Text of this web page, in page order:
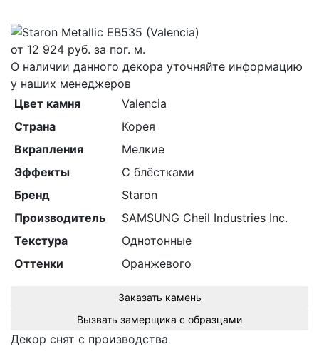
от 12 924 руб. за пог. м.
О наличии данного декора уточняйте информацию
у наших менеджеров
Цвет камня
Valencia
Страна
Корея
Вкрапления
Мелкие
Эффекты
С блёстками
Бренд
Staron
Производитель
SAMSUNG Cheil Industries Inc.
Текстура
Однотонные
Оттенки
Оранжевого
Заказать камень
Вызвать замерщика с образцами
Декор снят с производства